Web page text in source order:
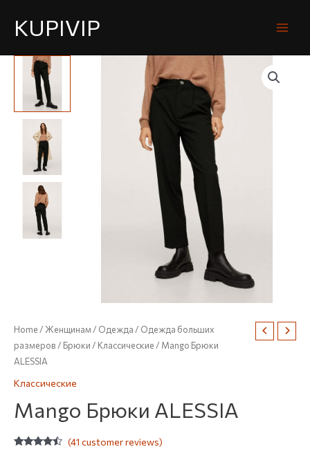
KUPIVIP
Home/Женщинам/ Одежда/ Одежда больших
размеров/ Брюки/ Классические/ Mango Брюки
ALESSIA
Классические
Mango Брюки ALESSIA
(41 customer reviews)